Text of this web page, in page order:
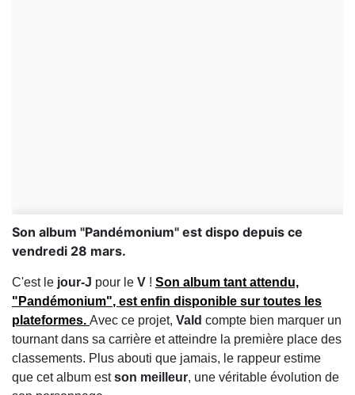
Son album "Pandémonium" est dispo depuis ce
vendredi 28 mars.
C'est le jour-J pour le V ! Son album tant attendu,
"Pandémonium", est enfin disponible sur toutes les
plateformes. Avec ce projet, Vald compte bien marquer un
tournant dans sa carrière et atteindre la première place des
classements. Plus abouti que jamais, le rappeur estime
que cet album estson meilleur, une véritable évolution de